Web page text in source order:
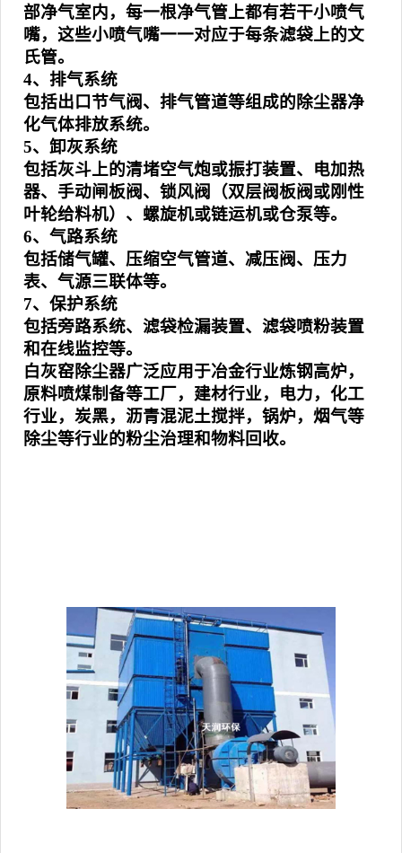
部净气室内，每一根净气管上都有若干小喷气
嘴，这些小喷气嘴一一对应于每条滤袋上的文
氏管。
4、排气系统
包括出口节气阀、排气管道等组成的除尘器净
化气体排放系统。
5、卸灰系统
包括灰斗上的清堵空气炮或振打装置、电加热
器、手动闸板阀、锁风阀（双层阀板阀或刚性
叶轮给料机）、螺旋机或链运机或仓泵等。
6、气路系统
包括储气罐、压缩空气管道、减压阀、压力
表、气源三联体等。
7、保护系统
包括旁路系统、滤袋检漏装置、滤袋喷粉装置
和在线监控等。
白灰窑除尘器广泛应用于冶金行业炼钢高炉，
原料喷煤制备等工厂，建材行业，电力，化工
行业，炭黑，沥青混泥土搅拌，锅炉，烟气等
除尘等行业的粉尘治理和物料回收。